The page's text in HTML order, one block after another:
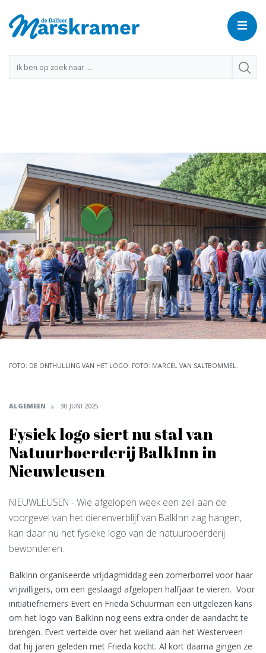
FOTO: DE ONTHULLING VAN HET LOGO. FOTO: MARCEL VAN SALTBOMMEL.
ALGEMEEN 30 JUNI 2025
Fysiek logo siert nu stal van
Natuurboerderij BalkInn in
Nieuwleusen
NIEUWLEUSEN - Wie afgelopen week een zeil aan de
voorgevel van het dierenverblijf van BalkInn zag hangen,
kan daar nu het fysieke logo van de natuurboerderij
bewonderen.
BalkInn organiseerde vrijdagmiddag een zomerborrel voor haar
vrijwilligers, om een geslaagd afgelopen halfjaar te vieren. Voor
initiatiefnemers Evert en Frieda Schuurman een uitgelezen kans
om het logo van BalkInn nog eens extra onder de aandacht te
brengen. Evert vertelde over het weiland aan het Westerveen
dat hij jaren geleden met Frieda kocht. Al kort daarna gingen ze